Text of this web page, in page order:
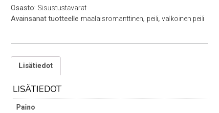
Osasto: Sisustustavarat
Avainsanat tuotteelle maalaisromanttinen, peili, valkoinen peili
Lisätiedot
LISÄTIEDOT
Paino